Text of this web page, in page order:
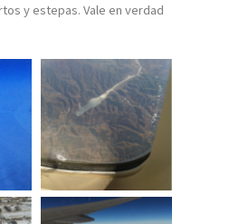
y estepas. Vale en verdad